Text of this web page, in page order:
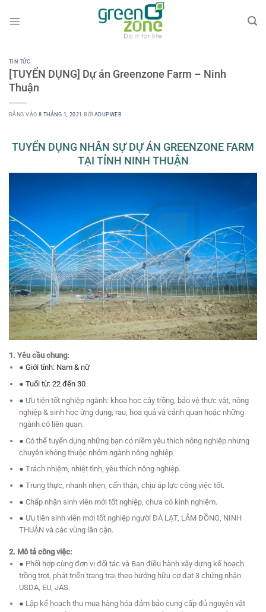
qua
TIN TỨC
[TUYỂN DỤNG] Dự án Greenzone Farm – Ninh
Thuận
ĐĂNG VÀO8 THÁNG 1, 2021 BỞIADUPWEB
TUYỂN DỤNG NHÂN SỰ DỰ ÁN GREENZONE FARM
TẠI TỈNH NINH THUẬN
1. Yêu cầu chung:
● Giới tính: Nam & nữ
● Tuổi từ: 22 đến 30
● Ưu tiên tốt nghiệp ngành: khoa học cây trồng, bảo vệ thực vật, nông
nghiệp & sinh học ứng dụng, rau, hoa quả và cảnh quan hoặc những
ngành có liên quan.
● Có thể tuyển dụng những bạn có niềm yêu thích nông nghiệp nhưng
chuyên không thuộc nhóm ngành nông nghiệp.
● Trách nhiệm, nhiệt tình, yêu thích nông nghiệp.
● Trung thực, nhanh nhẹn, cẩn thận, chịu áp lực công việc tốt.
● Chấp nhận sinh viên mới tốt nghiệp, chưa có kinh nghiệm.
● Ưu tiên sinh viên mới tốt nghiệp người ĐÀ LẠT, LÂM ĐỒNG, NINH
THUẬN và các vùng lân cận.
2. Mô tả công việc:
● Phối hợp cùng đơn vị đối tác và Ban điều hành xây dựng kế hoạch
trồng trọt, phát triển trang trại theo hướng hữu cơ đạt 3 chứng nhận
USDA, EU, JAS.
● Lập kế hoạch thu mua hàng hóa đảm bảo cung cấp đủ nguyên vật